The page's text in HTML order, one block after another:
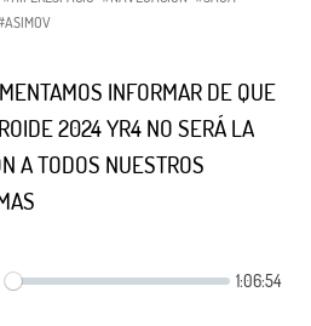
INFORMAR DE QUE
2024 YR4 NO SERÁ LA
A TODOS NUESTROS